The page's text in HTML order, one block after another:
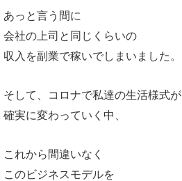
あっと言う間に
会社の上司と同じくらいの
収入を副業で稼いでしまいました。
そして、コロナで私達の生活様式が
確実に変わっていく中、
これから間違いなく
このビジネスモデルを